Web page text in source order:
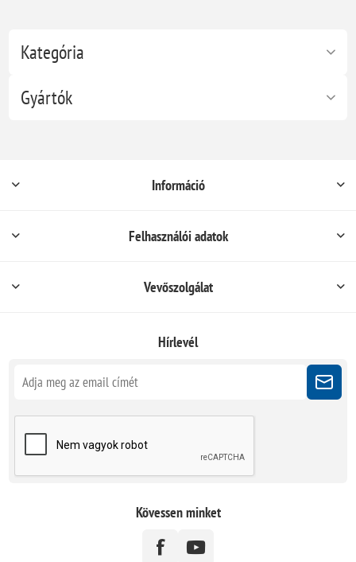
Kategória
Gyártók
Információ
Felhasználói adatok
Vevőszolgálat
Hírlevél
Kövessen minket